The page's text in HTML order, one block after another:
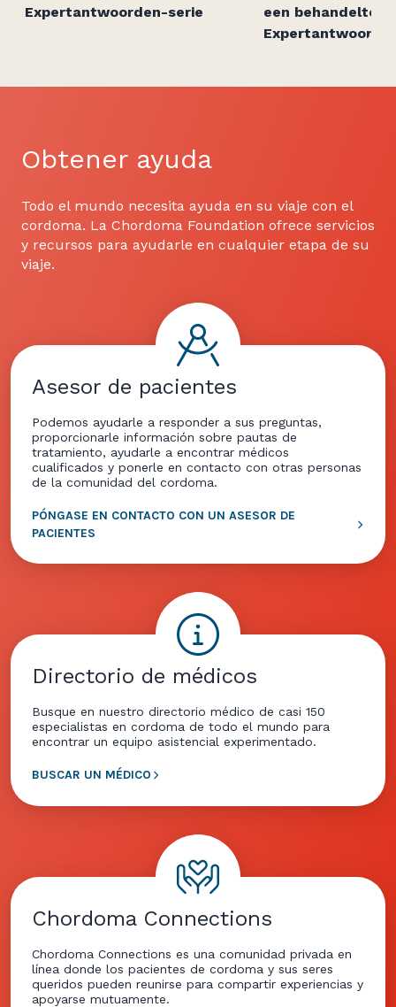
Expertantwoorden-serie
een
Obtener ayuda
Todo el mundo necesita ayuda en su viaje con el
cordoma. La Chordoma Foundation ofrece servicios
y recursos para ayudarle en cualquier etapa de su
viaje.
Asesor de pacientes
Podemos ayudarle a responder a sus preguntas,
proporcionarle información sobre pautas de
tratamiento, ayudarle a encontrar médicos
cualificados y ponerle en contacto con otras personas
de la comunidad del cordoma.
PÓNGASE EN CONTACTO CON UN ASESOR DE
PACIENTES
Directorio de médicos
Busque en nuestro directorio médico de casi 150
especialistas en cordoma de todo el mundo para
encontrar un equipo asistencial experimentado.
BUSCAR UN MÉDICO
Chordoma Connections
Chordoma Connections es una comunidad privada en
línea donde los pacientes de cordoma y sus seres
queridos pueden reunirse para compartir experiencias y
apoyarse mutuamente.